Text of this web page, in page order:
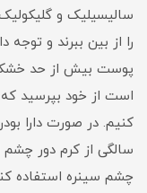
سالیسیلیک و
را از بین ببرند و
پوست بیش از حد خشک
است از خود بپرسید
سالگی از کرم دور چشم
چشم سینره استفاده